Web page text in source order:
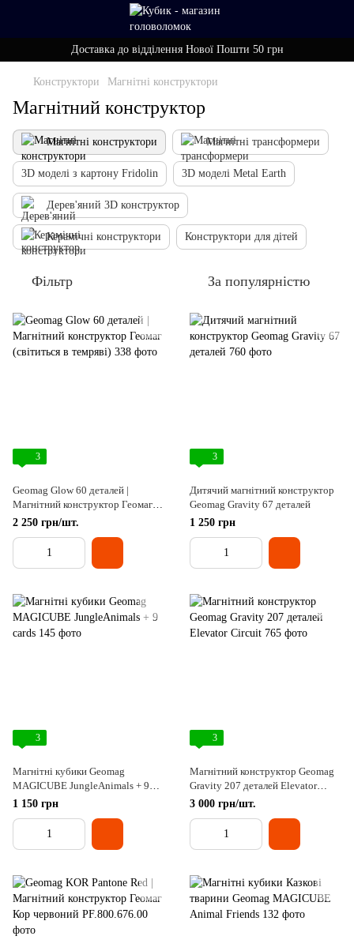
Доставка до відділення Нової Пошти 50 грн
Конструктори Магнітні конструктори
Магнітний конструктор
Магнітні конструктори Магнітні трансформери
3D моделі з картону Fridolin 3D моделі Metal Earth
Дерев'яний 3D конструктор
Керамічні конструктори Конструктори для дітей
Фільтр За популярністю
3
Geomag Glow 60 деталей |
Магнітний конструктор Геомаг
(світиться в темряві)
2 250 грн/шт.
3
Дитячий магнітний конструктор
Geomag Gravity 67 деталей
1 250 грн
3
Магнітні кубики Geomag
MAGICUBE JungleAnimals + 9
cards
1 150 грн
3
Магнітний конструктор Geomag
Gravity 207 деталей Elevator
Circuit
3 000 грн/шт.